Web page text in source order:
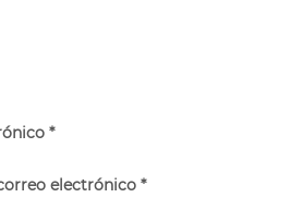
*
electrónico *